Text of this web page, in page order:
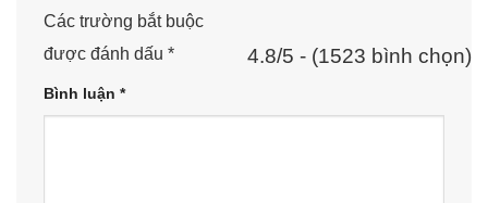
4.8/5 - (1523 bình chọn)
Các trường bắt buộc
được đánh dấu *
Bình luận *